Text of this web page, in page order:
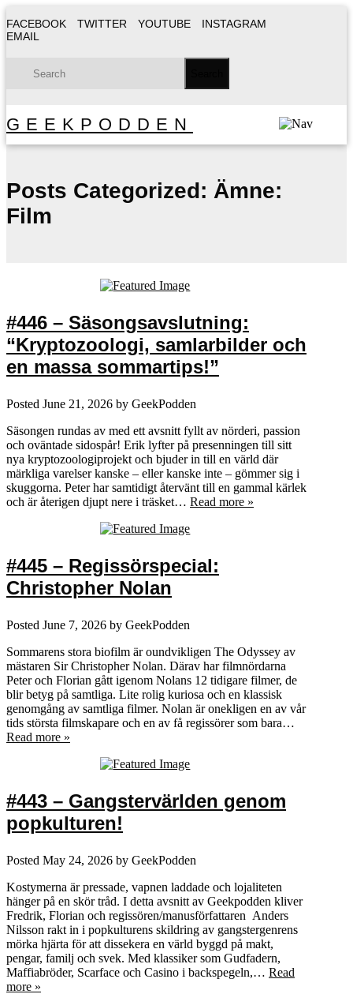
FACEBOOK TWITTER YOUTUBE
INSTAGRAM
EMAIL
GEEKPODDEN
Posts Categorized: Ämne:
Film
#446 – Säsongsavslutning:
“Kryptozoologi, samlarbilder och
en massa sommartips!”
Posted June 21, 2026 by GeekPodden
Säsongen rundas av med ett avsnitt fyllt av nörderi, passion
och oväntade sidospår! Erik lyfter på presenningen till sitt
nya kryptozoologiprojekt och bjuder in till en värld där
märkliga varelser kanske – eller kanske inte – gömmer sig i
skuggorna. Peter har samtidigt återvänt till en gammal kärlek
och är återigen djupt nere i träsket… Read more »
#445 – Regissörspecial:
Christopher Nolan
Posted June 7, 2026 by GeekPodden
Sommarens stora biofilm är oundvikligen The Odyssey av
mästaren Sir Christopher Nolan. Därav har filmnördarna
Peter och Florian gått igenom Nolans 12 tidigare filmer, de
blir betyg på samtliga. Lite rolig kuriosa och en klassisk
genomgång av samtliga filmer. Nolan är onekligen en av vår
tids största filmskapare och en av få regissörer som bara…
Read more »
#443 – Gangstervärlden genom
popkulturen!
Posted May 24, 2026 by GeekPodden
Kostymerna är pressade, vapnen laddade och lojaliteten
hänger på en skör tråd. I detta avsnitt av Geekpodden kliver
Fredrik, Florian och regissören/manusförfattaren Anders
Nilsson rakt in i popkulturens skildring av gangstergenrens
mörka hjärta för att dissekera en värld byggd på makt,
pengar, familj och svek. Med klassiker som Gudfadern,
Maffiabröder, Scarface och Casino i backspegeln,… Read
more »